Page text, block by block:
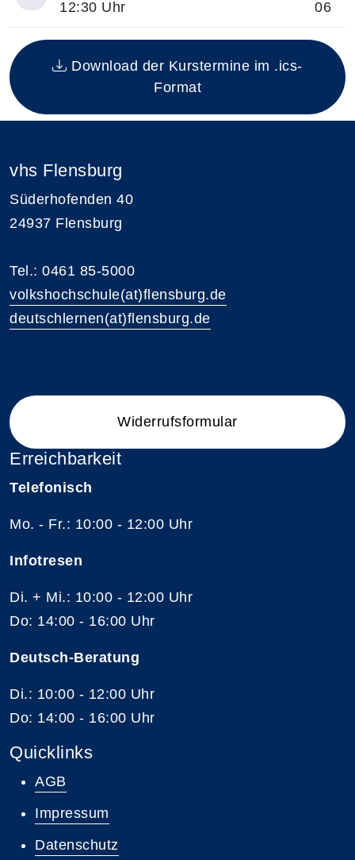
Insgesamt gibt es 3 Termine zum diesen Kurs
12:30 Uhr
06
Download der Kurstermine im .ics-
Format
vhs Flensburg
Süderhofenden 40
24937 Flensburg
Tel.: 0461 85-5000
volkshochschule(at)flensburg.de
deutschlernen(at)flensburg.de
Widerrufsformular
Erreichbarkeit
Telefonisch
Mo. - Fr.: 10:00 - 12:00 Uhr
Infotresen
Di. + Mi.: 10:00 - 12:00 Uhr
Do: 14:00 - 16:00 Uhr
Deutsch-Beratung
Di.: 10:00 - 12:00 Uhr
Do: 14:00 - 16:00 Uhr
Quicklinks
AGB
Impressum
Datenschutz